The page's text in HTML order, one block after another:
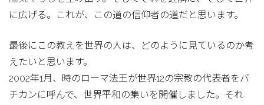
に広げる。これが、この道の信仰者の道だと思います。
最後にこの教えを世界の人は、どのように見ているのか考
えたいと思います。
2002年1月、時のローマ法王が世界12の宗教の代表者をバ
チカンに呼んで、世界平和の集いを開催しました。それ